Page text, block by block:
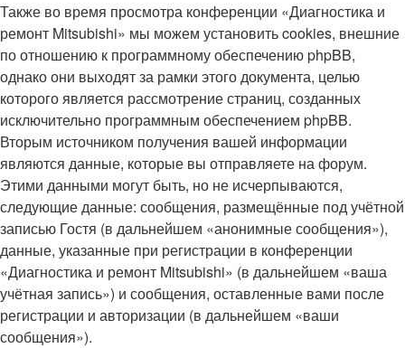
Также во время просмотра конференции «Диагностика и
ремонт Mitsubishi» мы можем установить cookies, внешние
по отношению к программному обеспечению phpBB,
однако они выходят за рамки этого документа, целью
которого является рассмотрение страниц, созданных
исключительно программным обеспечением phpBB.
Вторым источником получения вашей информации
являются данные, которые вы отправляете на форум.
Этими данными могут быть, но не исчерпываются,
следующие данные: сообщения, размещённые под учётной
записью Гостя (в дальнейшем «анонимные сообщения»),
данные, указанные при регистрации в конференции
«Диагностика и ремонт Mitsubishi» (в дальнейшем «ваша
учётная запись») и сообщения, оставленные вами после
регистрации и авторизации (в дальнейшем «ваши
сообщения»).